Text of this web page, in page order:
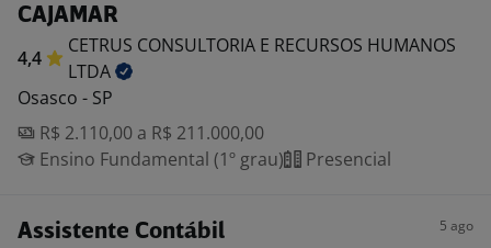
CAJAMAR
4,4
CETRUS CONSULTORIA E RECURSOS HUMANOS
LTDA
Osasco - SP
R$ 2.110,00 a R$ 211.000,00
Ensino Fundamental (1º grau)
Presencial
Assistente Contábil 5 ago